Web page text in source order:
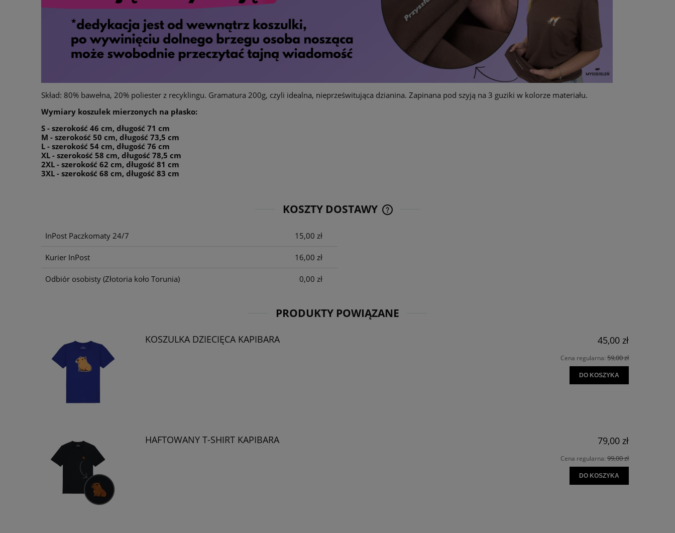
Skład: 80% bawełna, 20% poliester z recyklingu. Gramatura 200g, czyli idealna, nieprześwitująca dzianina. Zapinana pod szyją na 3 guziki w kolorze materiału.
Wymiary koszulek mierzonych na płasko:
S - szerokość 46 cm, długość 71 cm
M - szerokość 50 cm, długość 73,5 cm
L - szerokość 54 cm, długość 76 cm
XL - szerokość 58 cm, długość 78,5 cm
2XL - szerokość 62 cm, długość 81 cm
3XL - szerokość 68 cm, długość 83 cm
KOSZTY DOSTAWY
InPost Paczkomaty 24/7 15,00 zł
Kurier InPost 16,00 zł
Odbiór osobisty (Złotoria koło Torunia) 0,00 zł
PRODUKTY POWIĄZANE
KOSZULKA DZIECIĘCA KAPIBARA 45,00 zł
Cena regularna: 59,00 zł
DO KOSZYKA
HAFTOWANY T-SHIRT KAPIBARA 79,00 zł
Cena regularna: 99,00 zł
DO KOSZYKA